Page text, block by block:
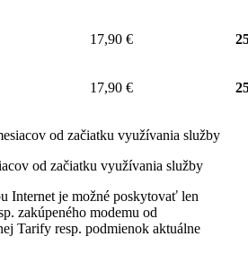
17,90 €
17,90 €
od začiatku využívania služby
od začiatku využívania služby
Internet je možné poskytovať len
zakúpeného modemu od
Tarify resp. podmienok aktuálne